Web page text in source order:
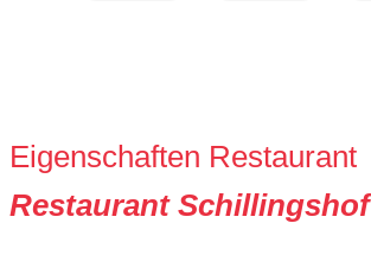
Eigenschaften Restaurant
Restaurant Schillingshof